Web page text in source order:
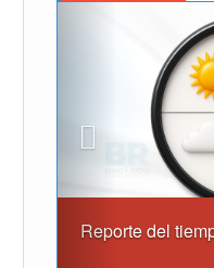
“Tunja nos ha